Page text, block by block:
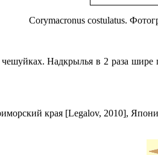
Corymacronus costulatus.
Надкрылья в 2 раза
края [Legalov, 2010],